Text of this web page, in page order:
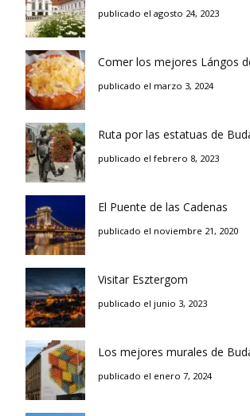
publicado el agosto 24, 2023
Comer los mejores Lángos
publicado el marzo 3, 2024
Ruta por las estatuas de
publicado el febrero 8, 2023
El Puente de las Cadenas
publicado el noviembre 21, 2020
Visitar Esztergom
publicado el junio 3, 2023
Los mejores murales de
publicado el enero 7, 2024